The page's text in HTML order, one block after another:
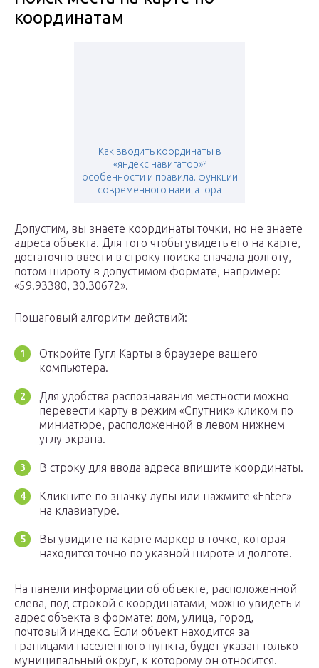
координатам
Как вводить координаты в
«яндекс навигатор»?
особенности и правила. функции
современного навигатора
Допустим, вы знаете координаты точки, но не знаете
адреса объекта. Для того чтобы увидеть его на карте,
достаточно ввести в строку поиска сначала долготу,
потом широту в допустимом формате, например:
«59.93380, 30.30672».
Пошаговый алгоритм действий:
Откройте Гугл Карты в браузере вашего
компьютера.
Для удобства распознавания местности можно
перевести карту в режим «Спутник» кликом по
миниатюре, расположенной в левом нижнем
углу экрана.
В строку для ввода адреса впишите координаты.
Кликните по значку лупы или нажмите «Enter»
на клавиатуре.
Вы увидите на карте маркер в точке, которая
находится точно по указной широте и долготе.
На панели информации об объекте, расположенной
слева, под строкой с координатами, можно увидеть и
адрес объекта в формате: дом, улица, город,
почтовый индекс. Если объект находится за
границами населенного пункта, будет указан только
муниципальный округ, к которому он относится.